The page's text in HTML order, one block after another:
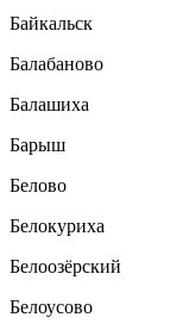
Байкальск
Балабаново
Балашиха
Барыш
Белово
Белокуриха
Белоозёрский
Белоусово